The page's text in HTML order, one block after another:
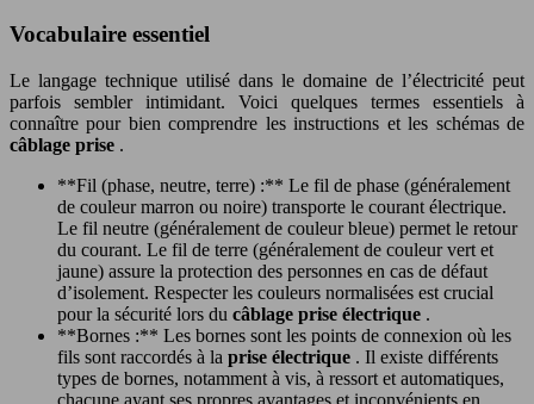
Vocabulaire essentiel
Le langage technique utilisé dans le domaine de l’électricité peut
parfois sembler intimidant. Voici quelques termes essentiels à
connaître pour bien comprendre les instructions et les schémas de
câblage prise .
**Fil (phase, neutre, terre) :** Le fil de phase (généralement
de couleur marron ou noire) transporte le courant électrique.
Le fil neutre (généralement de couleur bleue) permet le retour
du courant. Le fil de terre (généralement de couleur vert et
jaune) assure la protection des personnes en cas de défaut
d’isolement. Respecter les couleurs normalisées est crucial
pour la sécurité lors du câblage prise électrique .
**Bornes :** Les bornes sont les points de connexion où les
fils sont raccordés à la prise électrique . Il existe différents
types de bornes, notamment à vis, à ressort et automatiques,